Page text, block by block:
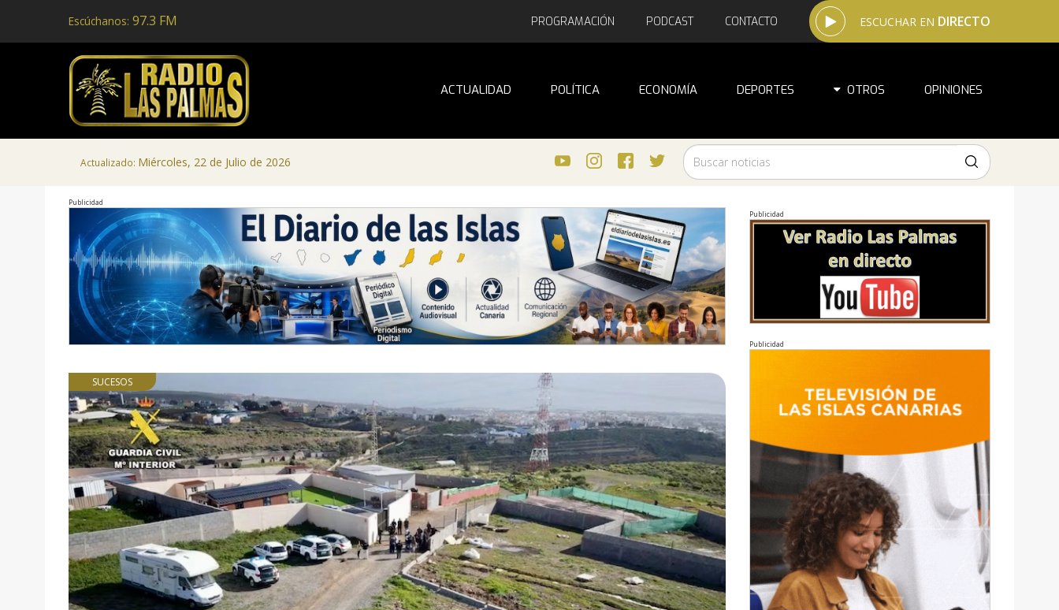
Escúchanos: 97.3 FM ESCUCHAR EN DIRECTO
PROGRAMACIÓN PODCAST CONTACTO
ACTUALIDAD POLÍTICA ECONOMÍA DEPORTES OTROS OPINIONES
Actualizado: Miércoles, 22 de Julio de 2026
Publicidad
SUCESOS
Publicidad
Publicidad